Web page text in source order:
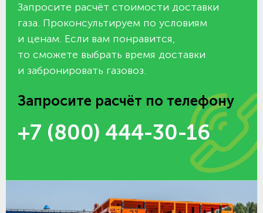
Запросите расчёт стоимости доставки
газа. Проконсультируем по условиям
и ценам. Если вам понравится,
то сможете выбрать время доставки
и забронировать газовоз.
Запросите расчёт по телефону
+7 (800) 444-30-16